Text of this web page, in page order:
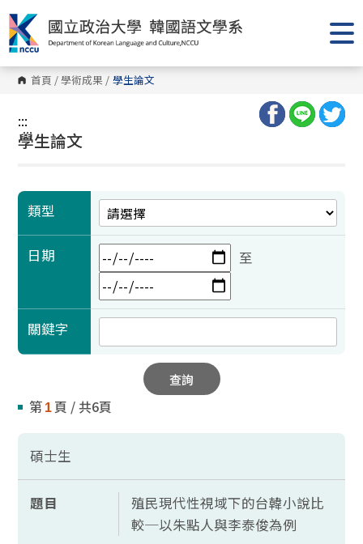
跳
到
主
要
內
容
區 首頁 /學術成果 / 學生論文
:::
:::
學生論文
類型
日期 至
關鍵字
查詢
第 1 頁 / 共6頁
碩士生
題目
殖民現代性視域下的台韓小說比
較─以朱點人與李泰俊為例